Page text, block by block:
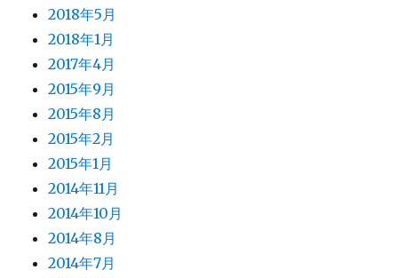
2018年5月
2018年1月
2017年4月
2015年9月
2015年8月
2015年2月
2015年1月
2014年11月
2014年10月
2014年8月
2014年7月